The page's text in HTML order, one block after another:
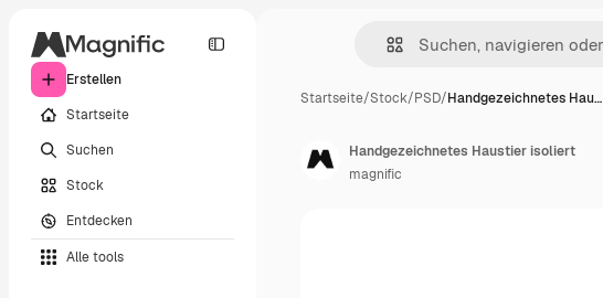
Erstellen
Startseite
Suchen
Stock
Entdecken
Alle tools
Startseite/Stock/PSD/Handgezeichnetes Hau…
Handgezeichnetes Haustier isoliert
magnific